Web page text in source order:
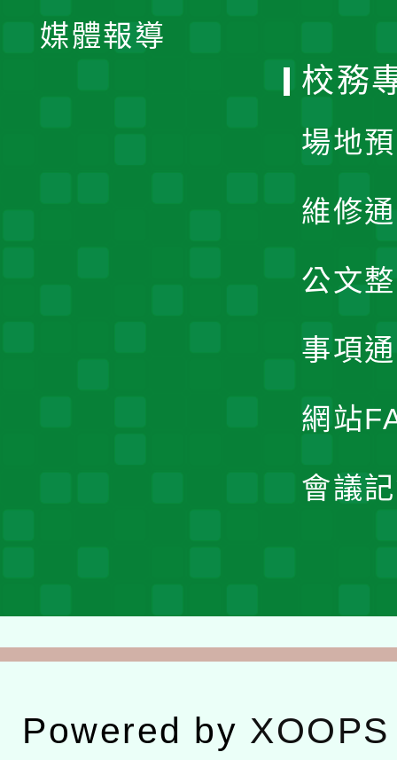
媒體報導
校務
場地
維修
公文
事項
網站
會議
Powered by XOOPS